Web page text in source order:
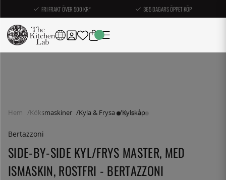
FRI FRAKT ÖVER 500 KR* 365 DAGARS ÖPPET KÖP
Hem Köksmaskiner Kyla & Frysa Kylskåp
Bertazzoni
SIDE-BY-SIDE KYL/FRYS MASTER, MED
ISMASKIN, ROSTFRI - BERTAZZONI